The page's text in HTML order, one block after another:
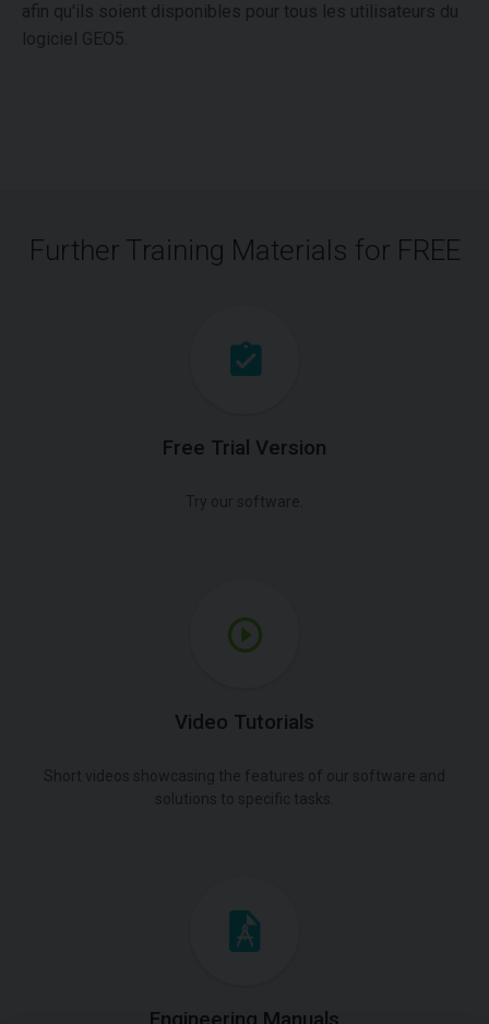
afin qu'ils soient disponibles pour tous les utilisateurs du
logiciel GEO5.
Further Training Materials for FREE
Free Trial Version
Video Tutorials